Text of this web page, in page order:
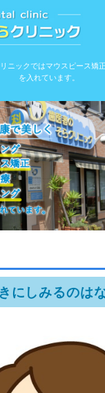
ニックではマウスピース矯
を入れています。
にしみるのは